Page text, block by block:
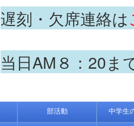
遅刻・欠席連絡は
当日AM８：20ま
部活動 中学生